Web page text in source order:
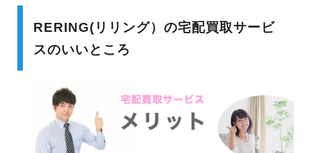
RERING(リリング）の宅配買取サービ
スのいいところ